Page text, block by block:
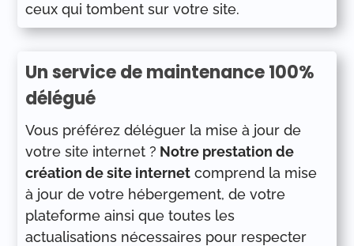
ceux qui tombent sur votre site.
Un service de maintenance 100%
délégué
Vous préférez déléguer la mise à jour de
votre site internet ? Notre prestation de
création de site internet comprend la mise
à jour de votre hébergement, de votre
plateforme ainsi que toutes les
actualisations nécessaires pour respecter